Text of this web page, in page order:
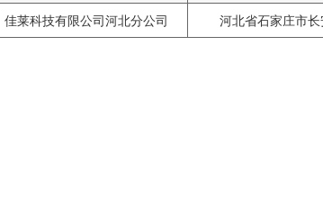
佳莱科技有限公司河北分公司 河北省石家庄市